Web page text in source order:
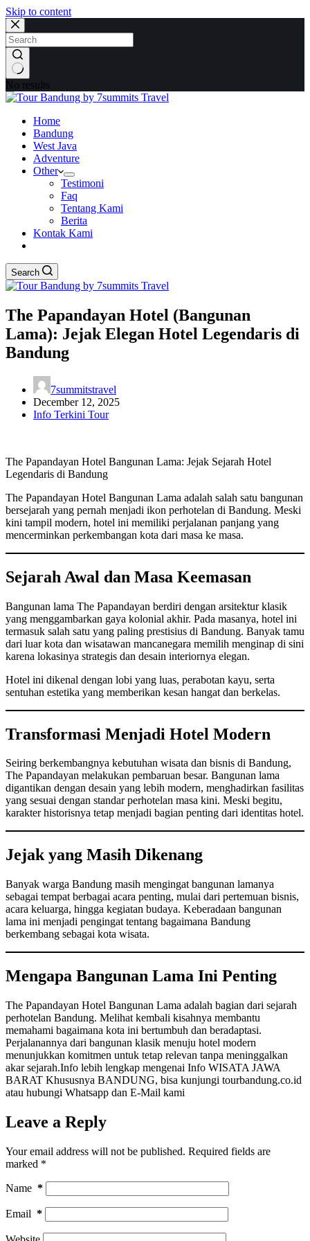
Skip to content
No results
Home
Bandung
West Java
Adventure
Other
Testimoni
Faq
Tentang Kami
Berita
Kontak Kami
Search
The Papandayan Hotel (Bangunan
Lama): Jejak Elegan Hotel Legendaris di
Bandung
7summitstravel
December 12, 2025
Info Terkini Tour
The Papandayan Hotel Bangunan Lama: Jejak Sejarah Hotel
Legendaris di Bandung
The Papandayan Hotel Bangunan Lama adalah salah satu bangunan
bersejarah yang pernah menjadi ikon perhotelan di Bandung. Meski
kini tampil modern, hotel ini memiliki perjalanan panjang yang
mencerminkan perkembangan kota dari masa ke masa.
Sejarah Awal dan Masa Keemasan
Bangunan lama The Papandayan berdiri dengan arsitektur klasik
yang menggambarkan gaya kolonial akhir. Pada masanya, hotel ini
termasuk salah satu yang paling prestisius di Bandung. Banyak tamu
dari luar kota dan wisatawan mancanegara memilih menginap di sini
karena lokasinya strategis dan desain interiornya elegan.
Hotel ini dikenal dengan lobi yang luas, perabotan kayu, serta
sentuhan estetika yang memberikan kesan hangat dan berkelas.
Transformasi Menjadi Hotel Modern
Seiring berkembangnya kebutuhan wisata dan bisnis di Bandung,
The Papandayan melakukan pembaruan besar. Bangunan lama
digantikan dengan desain yang lebih modern, menghadirkan fasilitas
yang sesuai dengan standar perhotelan masa kini. Meski begitu,
karakter historisnya tetap menjadi bagian penting dari identitas hotel.
Jejak yang Masih Dikenang
Banyak warga Bandung masih mengingat bangunan lamanya
sebagai tempat berbagai acara penting, mulai dari pertemuan bisnis,
acara keluarga, hingga kegiatan budaya. Keberadaan bangunan
lama ini menjadi pengingat tentang bagaimana Bandung
berkembang sebagai kota wisata.
Mengapa Bangunan Lama Ini Penting
The Papandayan Hotel Bangunan Lama adalah bagian dari sejarah
perhotelan Bandung. Melihat kembali kisahnya membantu
memahami bagaimana kota ini bertumbuh dan beradaptasi.
Perjalanannya dari bangunan klasik menuju hotel modern
menunjukkan komitmen untuk tetap relevan tanpa meninggalkan
akar sejarah.Info lebih lengkap mengenai Info WISATA JAWA
BARAT Khususnya BANDUNG, bisa kunjungi tourbandung.co.id
atau hubungi Whatsapp dan E-Mail kami
Leave a Reply
Your email address will not be published. Required fields are
marked *
Name *
Email *